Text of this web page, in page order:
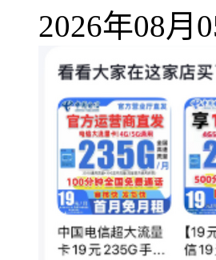
2026年08月